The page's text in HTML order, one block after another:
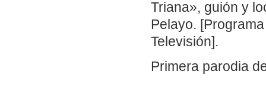
Triana», guión y
Pelayo.
Televisión].
Primera parodia